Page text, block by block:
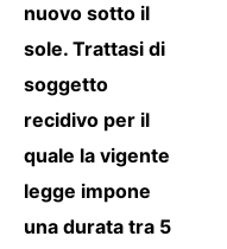
nuovo sotto il
sole. Trattasi di
soggetto
recidivo per il
quale la vigente
legge impone
una durata tra 5